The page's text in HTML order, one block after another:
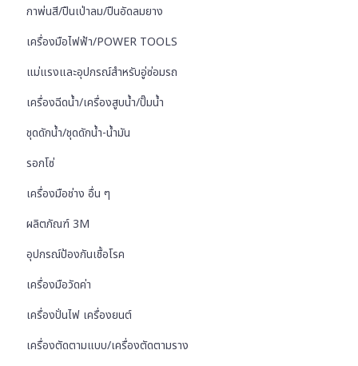
กาพ่นสี/ปืนเป่าลม/ปืนอัดลมยาง
เครื่องมือไฟฟ้า/POWER TOOLS
แม่แรงและอุปกรณ์สำหรับอู่ซ่อมรถ
เครื่องฉีดน้ำ/เครื่องสูบน้ำ/ปั๊มน้ำ
ชุดดักน้ำ/ชุดดักน้ำ-น้ำมัน
รอกโซ่
เครื่องมือช่าง อื่น ๆ
ผลิตภัณฑ์ 3M
อุปกรณ์ป้องกันเชื้อโรค
เครื่องมือวัดค่า
เครื่องปั่นไฟ เครื่องยนต์
เครื่องตัดตามแบบ/เครื่องตัดตามราง